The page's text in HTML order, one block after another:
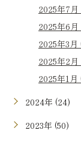
2025年7月
2025年6月
2025年3月
2025年2月
2025年1月
2024年 (24)
2023年 (50)